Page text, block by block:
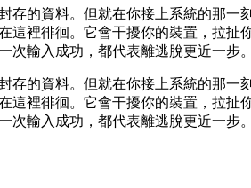
存的資料。但就在你接上系統的那
這裡徘徊。它會干擾你的裝置，拉
輸入成功，都代表離逃脫更近一
存的資料。但就在你接上系統的那
這裡徘徊。它會干擾你的裝置，拉
輸入成功，都代表離逃脫更近一